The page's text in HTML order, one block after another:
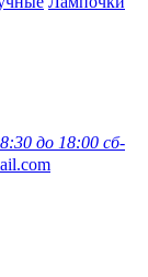
до 18:00 сб-